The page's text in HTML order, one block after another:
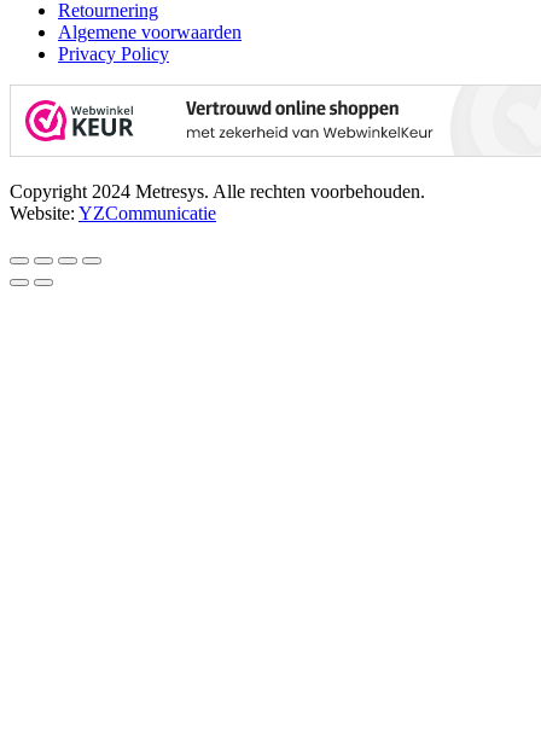
Retournering
Algemene voorwaarden
Privacy Policy
Copyright 2024 Metresys. Alle rechten voorbehouden.
Website: YZCommunicatie